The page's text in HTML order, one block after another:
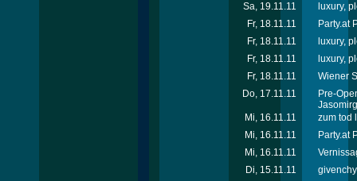
Sa, 19.11.11
luxury,
Fr, 18.11.11
Party.at
Fr, 18.11.11
luxury,
Fr, 18.11.11
luxury,
Fr, 18.11.11
Wiener
Do, 17.11.11
Pre-
Mi, 16.11.11
zum tod
Mi, 16.11.11
Party.at
Mi, 16.11.11
Di, 15.11.11